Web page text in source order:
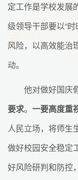
定工作是学校发展
级领导干部要以“
风险，以高效能治
动。
他对做好国庆
要求。 一要高度重
人民立场，将师生
做好校园安全稳定
好风险研判和防控